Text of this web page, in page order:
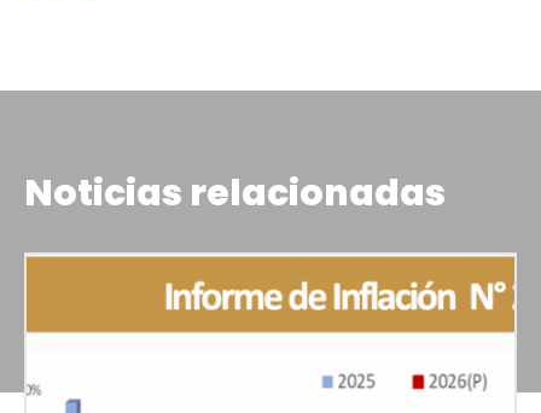
Noticias relacionadas